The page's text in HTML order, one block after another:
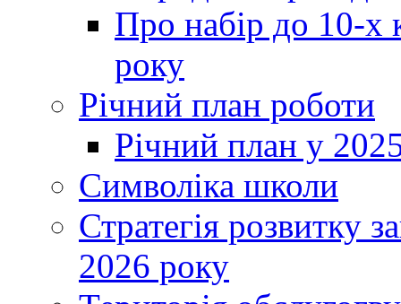
Про набір до 10-х
року
Річний план роботи
Річний план у
Символіка школи
Стратегія розвитку
2026 року